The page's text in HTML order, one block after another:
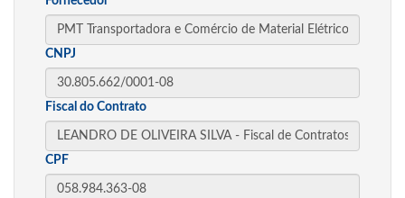
CNPJ
Fiscal do Contrato
CPF